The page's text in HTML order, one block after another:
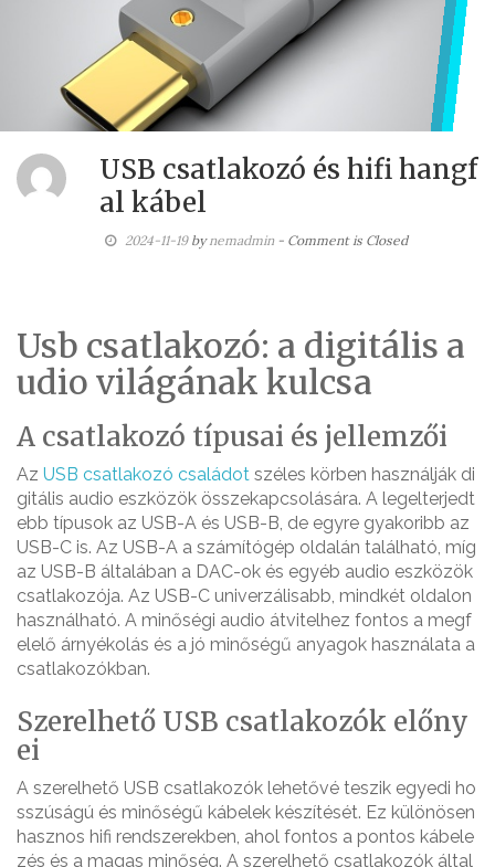
USB csatlakozó és hifi hangf
al kábel
2024-11-19bynemadmin - Comment is Closed
Usb csatlakozó: a digitális a
udio világának kulcsa
A csatlakozó típusai és jellemzői
Az USB csatlakozó családot széles körben használják di
gitális audio eszközök összekapcsolására. A legelterjedt
ebb típusok az USB-A és USB-B, de egyre gyakoribb az
USB-C is. Az USB-A a számítógép oldalán található, míg
az USB-B általában a DAC-ok és egyéb audio eszközök
csatlakozója. Az USB-C univerzálisabb, mindkét oldalon
használható. A minőségi audio átvitelhez fontos a megf
elelő árnyékolás és a jó minőségű anyagok használata a
csatlakozókban.
Szerelhető USB csatlakozók előny
ei
A szerelhető USB csatlakozók lehetővé teszik egyedi ho
sszúságú és minőségű kábelek készítését. Ez különösen
hasznos hifi rendszerekben, ahol fontos a pontos kábele
zés és a magas minőség. A szerelhető csatlakozók által